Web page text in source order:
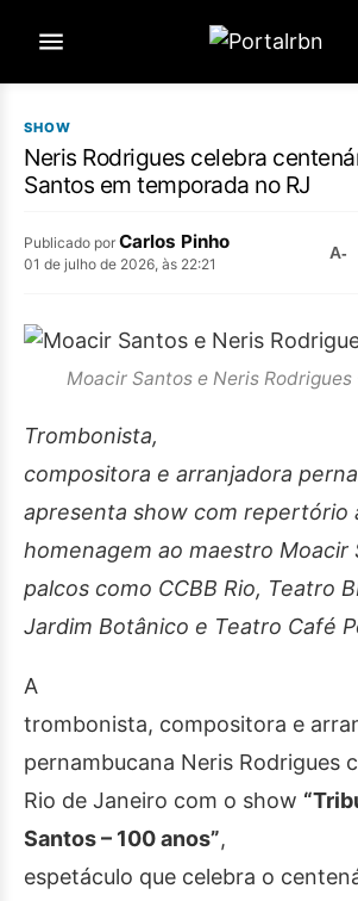
SHOW
Neris Rodrigues celebra
Santos em temporada no RJ
Publicado por Carlos Pinho
01 de julho de 2026, às 22:21
A-
Moacir Santos e Neris
Trombonista,
compositora e arranjadora
apresenta show com repertório
homenagem ao maestro Moacir
palcos como CCBB Rio, Teatro
Jardim Botânico e Teatro Café
A
trombonista, compositora e
pernambucana Neris Rodrigues
Rio de Janeiro com o show
Santos – 100 anos”,
espetáculo que celebra o